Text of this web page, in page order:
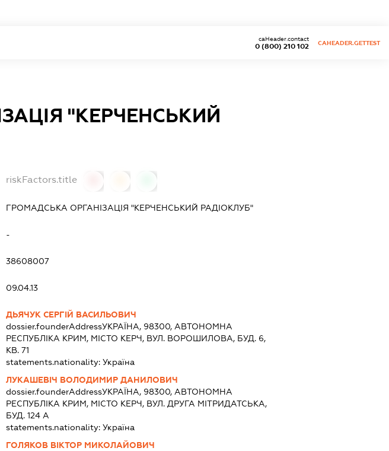
0 (800) 210 102
caHeader.contact
CAHEADER.GETTEST
"КЕРЧЕНСЬКИЙ
riskFactors.title
ГРОМАДСЬКА ОРГАНІЗАЦІЯ "КЕРЧЕНСЬКИЙ РАДІОКЛУБ"
-
38608007
09.04.13
ДЬЯЧУК СЕРГІЙ ВАСИЛЬОВИЧ
dossier.founderAddressУКРАЇНА, 98300, АВТОНОМНА
РЕСПУБЛІКА КРИМ, МІСТО КЕРЧ, ВУЛ. ВОРОШИЛОВА, БУД. 6,
КВ. 71
statements.nationality: Україна
ЛУКАШЕВІЧ ВОЛОДИМИР ДАНИЛОВИЧ
dossier.founderAddressУКРАЇНА, 98300, АВТОНОМНА
РЕСПУБЛІКА КРИМ, МІСТО КЕРЧ, ВУЛ. ДРУГА МІТРИДАТСЬКА,
БУД. 124 А
statements.nationality: Україна
ГОЛЯКОВ ВІКТОР МИКОЛАЙОВИЧ